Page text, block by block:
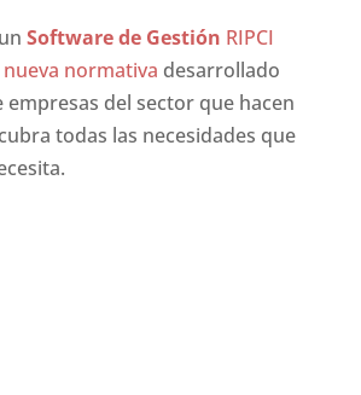
Software de Gestión RIPCI
normativa desarrollado
empresas del sector que hacen
todas las necesidades que